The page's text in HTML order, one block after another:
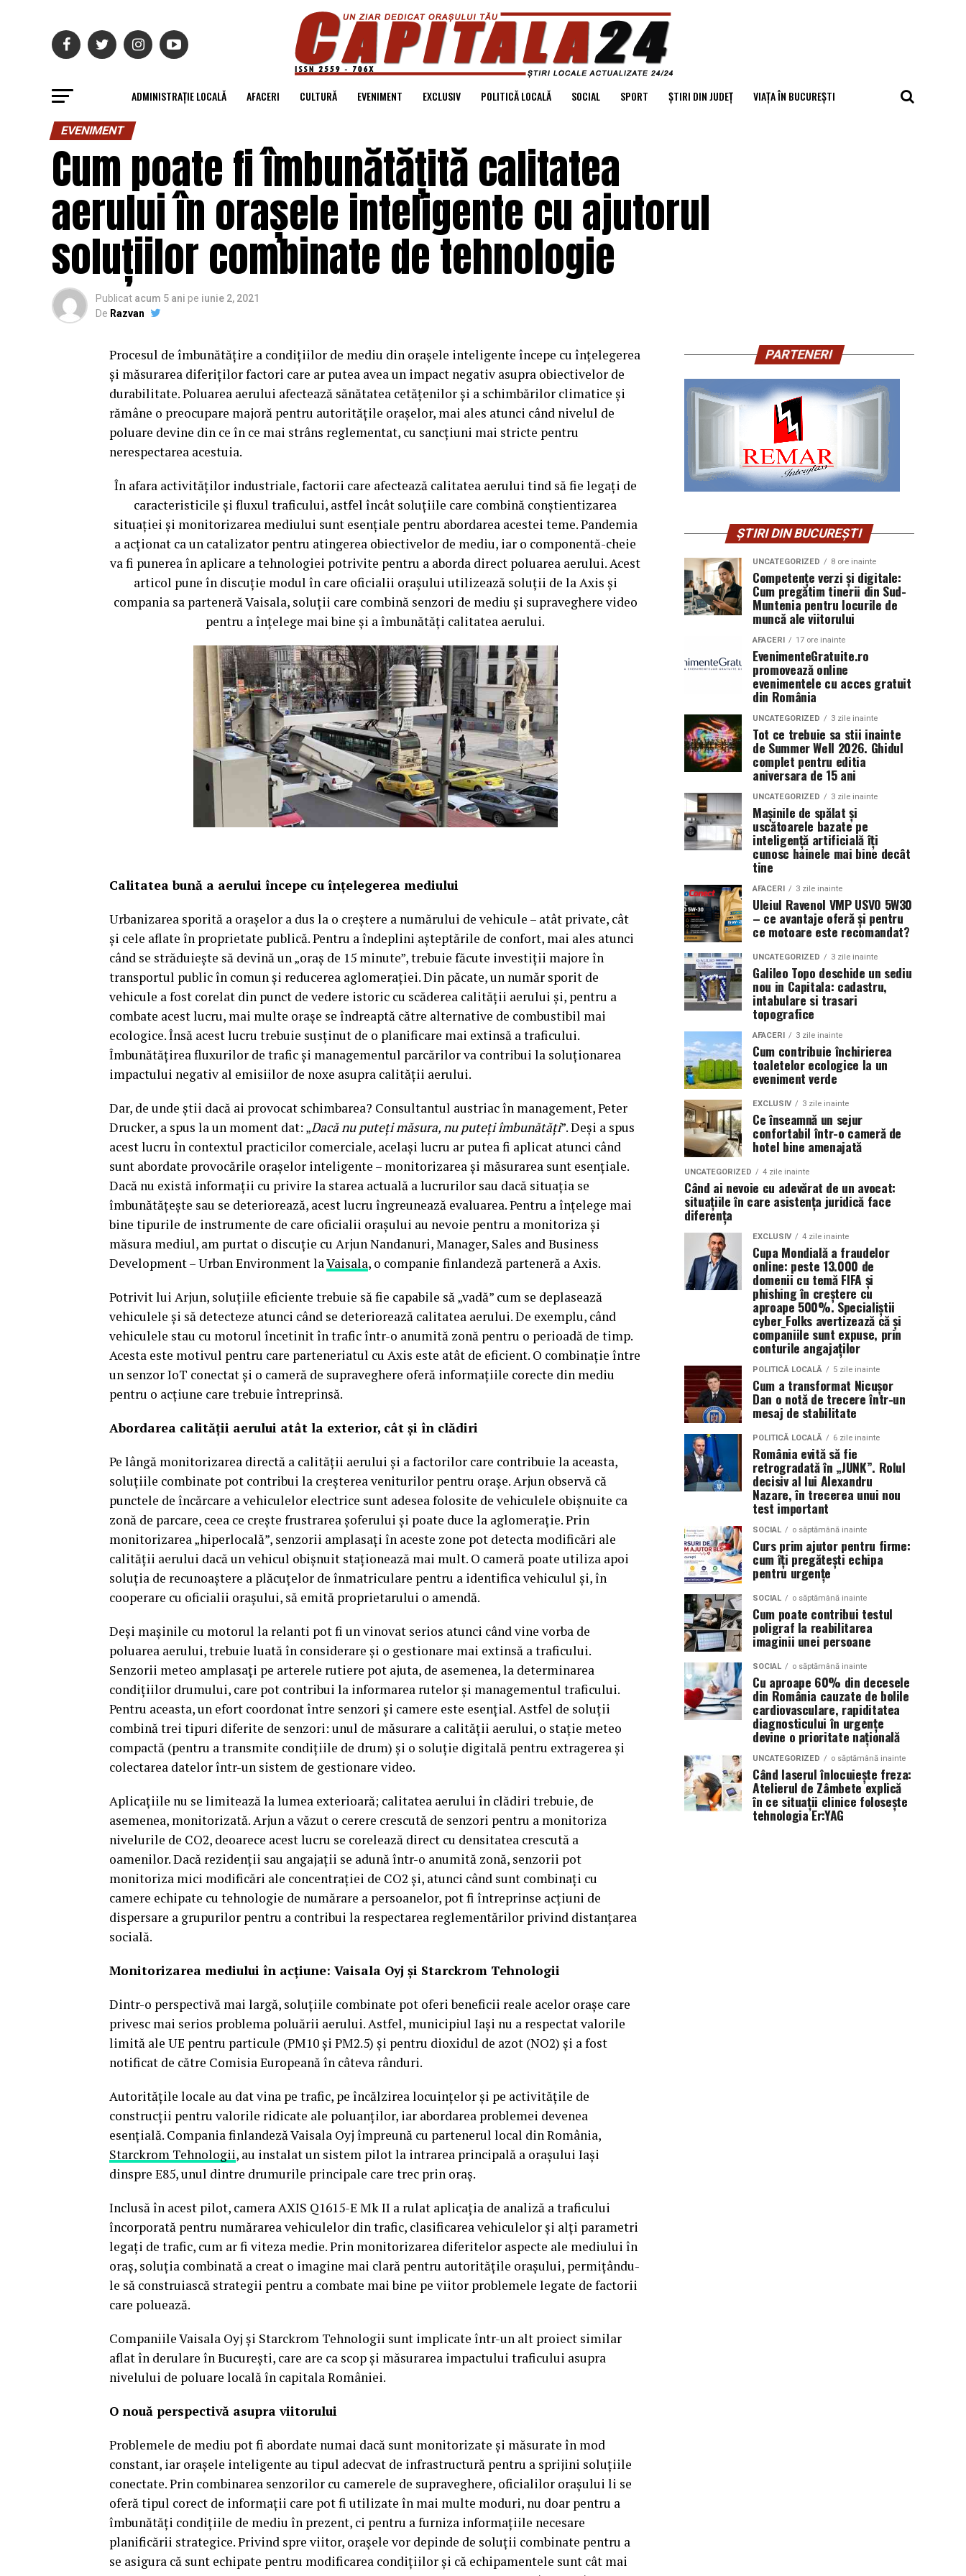
ADMINISTRAȚIE LOCALĂ AFACERI CULTURĂ EVENIMENT EXCLUSIV POLITICĂ LOCALĂ SOCIAL SPORT ȘTIRI DIN JUDEȚ VIAȚA ÎN BUCUREȘTI
EVENIMENT
Cum poate fi îmbunătățită calitatea
aerului în orașele inteligente cu ajutorul
soluțiilor combinate de tehnologie
Publicat acum 5 ani pe iunie 2, 2021
De Razvan
Procesul de îmbunătățire a condițiilor de mediu din orașele inteligente începe cu înțelegerea
și măsurarea diferiților factori care ar putea avea un impact negativ asupra obiectivelor de
durabilitate. Poluarea aerului afectează sănătatea cetățenilor și a schimbărilor climatice și
rămâne o preocupare majoră pentru autoritățile orașelor, mai ales atunci când nivelul de
poluare devine din ce în ce mai strâns reglementat, cu sancțiuni mai stricte pentru
nerespectarea acestuia.
În afara activităților industriale, factorii care afectează calitatea aerului tind să fie legați de
caracteristicile și fluxul traficului, astfel încât soluțiile care combină conștientizarea
situației și monitorizarea mediului sunt esențiale pentru abordarea acestei teme. Pandemia
a acționat ca un catalizator pentru atingerea obiectivelor de mediu, iar o componentă-cheie
va fi punerea în aplicare a tehnologiei potrivite pentru a aborda direct poluarea aerului. Acest
articol pune în discuție modul în care oficialii orașului utilizează soluții de la Axis și
compania sa parteneră Vaisala, soluții care combină senzori de mediu și supraveghere video
pentru a înțelege mai bine și a îmbunătăți calitatea aerului.
Calitatea bună a aerului începe cu înțelegerea mediului
Urbanizarea sporită a orașelor a dus la o creștere a numărului de vehicule – atât private, cât
și cele aflate în proprietate publică. Pentru a îndeplini așteptările de confort, mai ales atunci
când se străduiește să devină un „oraș de 15 minute”, trebuie făcute investiții majore în
transportul public în comun și reducerea aglomerației. Din păcate, un număr sporit de
vehicule a fost corelat din punct de vedere istoric cu scăderea calității aerului și, pentru a
combate acest lucru, mai multe orașe se îndreaptă către alternative de combustibil mai
ecologice. Însă acest lucru trebuie susținut de o planificare mai extinsă a traficului.
Îmbunătățirea fluxurilor de trafic și managementul parcărilor va contribui la soluționarea
impactului negativ al emisiilor de noxe asupra calității aerului.
Dar, de unde știi dacă ai provocat schimbarea? Consultantul austriac în management, Peter
Drucker, a spus la un moment dat: „Dacă nu puteți măsura, nu puteți îmbunătăți”. Deși a spus
acest lucru în contextul practicilor comerciale, același lucru ar putea fi aplicat atunci când
sunt abordate provocările orașelor inteligente – monitorizarea și măsurarea sunt esențiale.
Dacă nu există informații cu privire la starea actuală a lucrurilor sau dacă situația se
îmbunătățește sau se deteriorează, acest lucru îngreunează evaluarea. Pentru a înțelege mai
bine tipurile de instrumente de care oficialii orașului au nevoie pentru a monitoriza și
măsura mediul, am purtat o discuție cu Arjun Nandanuri, Manager, Sales and Business
Development – Urban Environment laVaisala, o companie finlandeză parteneră a Axis.
Potrivit lui Arjun, soluțiile eficiente trebuie să fie capabile să „vadă” cum se deplasează
vehiculele și să detecteze atunci când se deteriorează calitatea aerului. De exemplu, când
vehiculele stau cu motorul încetinit în trafic într-o anumită zonă pentru o perioadă de timp.
Acesta este motivul pentru care parteneriatul cu Axis este atât de eficient. O combinație între
un senzor IoT conectat și o cameră de supraveghere oferă informațiile corecte din mediu
pentru o acțiune care trebuie întreprinsă.
Abordarea calității aerului atât la exterior, cât și în clădiri
Pe lângă monitorizarea directă a calității aerului și a factorilor care contribuie la aceasta,
soluțiile combinate pot contribui la creșterea veniturilor pentru orașe. Arjun observă că
punctele de încărcare a vehiculelor electrice sunt adesea folosite de vehiculele obișnuite ca
zonă de parcare, ceea ce crește frustrarea șoferului și poate duce la aglomerație. Prin
monitorizarea „hiperlocală”, senzorii amplasați în aceste zone pot detecta modificări ale
calității aerului dacă un vehicul obișnuit staționează mai mult. O cameră poate utiliza apoi
soluția de recunoaștere a plăcuțelor de înmatriculare pentru a identifica vehiculul și, în
cooperare cu oficialii orașului, să emită proprietarului o amendă.
Deși mașinile cu motorul la relanti pot fi un vinovat serios atunci când vine vorba de
poluarea aerului, trebuie luată în considerare și o gestionare mai extinsă a traficului.
Senzorii meteo amplasați pe arterele rutiere pot ajuta, de asemenea, la determinarea
condițiilor drumului, care pot contribui la informarea rutelor și managementul traficului.
Pentru aceasta, un efort coordonat între senzori și camere este esențial. Astfel de soluții
combină trei tipuri diferite de senzori: unul de măsurare a calității aerului, o stație meteo
compactă (pentru a transmite condițiile de drum) și o soluție digitală pentru extragerea și
colectarea datelor într-un sistem de gestionare video.
Aplicațiile nu se limitează la lumea exterioară; calitatea aerului în clădiri trebuie, de
asemenea, monitorizată. Arjun a văzut o cerere crescută de senzori pentru a monitoriza
nivelurile de CO2, deoarece acest lucru se corelează direct cu densitatea crescută a
oamenilor. Dacă rezidenții sau angajații se adună într-o anumită zonă, senzorii pot
monitoriza mici modificări ale concentrației de CO2 și, atunci când sunt combinați cu
camere echipate cu tehnologie de numărare a persoanelor, pot fi întreprinse acțiuni de
dispersare a grupurilor pentru a contribui la respectarea reglementărilor privind distanțarea
socială.
Monitorizarea mediului în acțiune: Vaisala Oyj și Starckrom Tehnologii
Dintr-o perspectivă mai largă, soluțiile combinate pot oferi beneficii reale acelor orașe care
privesc mai serios problema poluării aerului. Astfel, municipiul Iași nu a respectat valorile
limită ale UE pentru particule (PM10 și PM2.5) și pentru dioxidul de azot (NO2) și a fost
notificat de către Comisia Europeană în câteva rânduri.
Autoritățile locale au dat vina pe trafic, pe încălzirea locuințelor și pe activitățile de
construcții pentru valorile ridicate ale poluanților, iar abordarea problemei devenea
esențială. Compania finlandeză Vaisala Oyj împreună cu partenerul local din România,
Starckrom Tehnologii, au instalat un sistem pilot la intrarea principală a orașului Iași
dinspre E85, unul dintre drumurile principale care trec prin oraș.
Inclusă în acest pilot, camera AXIS Q1615-E Mk II a rulat aplicația de analiză a traficului
încorporată pentru numărarea vehiculelor din trafic, clasificarea vehiculelor și alți parametri
legați de trafic, cum ar fi viteza medie. Prin monitorizarea diferitelor aspecte ale mediului în
oraș, soluția combinată a creat o imagine mai clară pentru autoritățile orașului, permițându-
le să construiască strategii pentru a combate mai bine pe viitor problemele legate de factorii
care poluează.
Companiile Vaisala Oyj și Starckrom Tehnologii sunt implicate într-un alt proiect similar
aflat în derulare în București, care are ca scop și măsurarea impactului traficului asupra
nivelului de poluare locală în capitala României.
O nouă perspectivă asupra viitorului
Problemele de mediu pot fi abordate numai dacă sunt monitorizate și măsurate în mod
constant, iar orașele inteligente au tipul adecvat de infrastructură pentru a sprijini soluțiile
conectate. Prin combinarea senzorilor cu camerele de supraveghere, oficialilor orașului li se
oferă tipul corect de informații care pot fi utilizate în mai multe moduri, nu doar pentru a
îmbunătăți condițiile de mediu în prezent, ci pentru a furniza informațiile necesare
planificării strategice. Privind spre viitor, orașele vor depinde de soluții combinate pentru a
se asigura că sunt echipate pentru modificarea condițiilor și că echipamentele sunt cât mai
PARTENERI
ȘTIRI DIN BUCUREȘTI
UNCATEGORIZED 8 ore inainte
Competențe verzi și digitale:
Cum pregătim tinerii din Sud-
Muntenia pentru locurile de
muncă ale viitorului
AFACERI 17 ore inainte
EvenimenteGratuite.ro
promovează online
evenimentele cu acces gratuit
din România
UNCATEGORIZED 3 zile inainte
Tot ce trebuie sa stii inainte
de Summer Well 2026. Ghidul
complet pentru editia
aniversara de 15 ani
UNCATEGORIZED 3 zile inainte
Mașinile de spălat și
uscătoarele bazate pe
inteligență artificială îți
cunosc hainele mai bine decât
tine
AFACERI 3 zile inainte
Uleiul Ravenol VMP USVO 5W30
– ce avantaje oferă și pentru
ce motoare este recomandat?
UNCATEGORIZED 3 zile inainte
Galileo Topo deschide un sediu
nou in Capitala: cadastru,
intabulare si trasari
topografice
AFACERI 3 zile inainte
Cum contribuie închirierea
toaletelor ecologice la un
eveniment verde
EXCLUSIV 3 zile inainte
Ce înseamnă un sejur
confortabil într-o cameră de
hotel bine amenajată
UNCATEGORIZED 4 zile inainte
Când ai nevoie cu adevărat de un avocat:
situațiile în care asistența juridică face
diferența
EXCLUSIV 4 zile inainte
Cupa Mondială a fraudelor
online: peste 13.000 de
domenii cu temă FIFA și
phishing în creștere cu
aproape 500%. Specialiștii
cyber_Folks avertizează că și
companiile sunt expuse, prin
conturile angajaților
POLITICĂ LOCALĂ 5 zile inainte
Cum a transformat Nicușor
Dan o notă de trecere într-un
mesaj de stabilitate
POLITICĂ LOCALĂ 6 zile inainte
România evită să fie
retrogradată în „JUNK”. Rolul
decisiv al lui Alexandru
Nazare, în trecerea unui nou
test important
SOCIAL o săptămână inainte
Curs prim ajutor pentru firme:
cum îți pregătești echipa
pentru urgențe
SOCIAL o săptămână inainte
Cum poate contribui testul
poligraf la reabilitarea
imaginii unei persoane
SOCIAL o săptămână inainte
Cu aproape 60% din decesele
din România cauzate de bolile
cardiovasculare, rapiditatea
diagnosticului în urgențe
devine o prioritate națională
UNCATEGORIZED o săptămână inainte
Când laserul înlocuiește freza:
Atelierul de Zâmbete explică
în ce situații clinice folosește
tehnologia Er:YAG